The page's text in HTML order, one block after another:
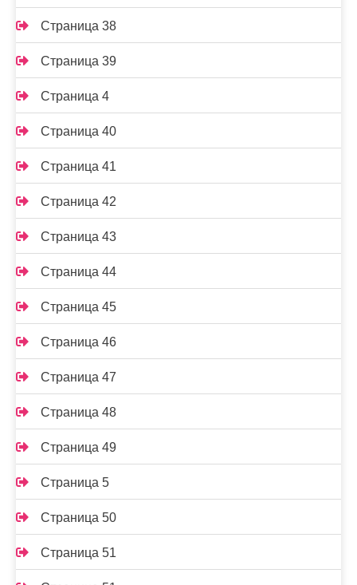
Страница 38
Страница 39
Страница 4
Страница 40
Страница 41
Страница 42
Страница 43
Страница 44
Страница 45
Страница 46
Страница 47
Страница 48
Страница 49
Страница 5
Страница 50
Страница 51